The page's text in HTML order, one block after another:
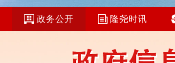
政务公开 隆尧时讯